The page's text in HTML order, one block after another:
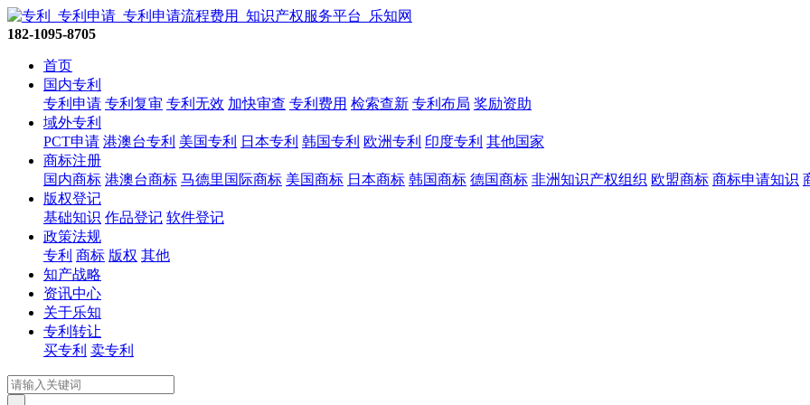
182-1095-8705
首页
国内专利
专利申请 专利复审 专利无效 加快审查 专利费用 检索查新 专利布局 奖励资助
域外专利
PCT申请 港澳台专利 美国专利 日本专利 韩国专利 欧洲专利 印度专利 其他国家
商标注册
国内商标 港澳台商标 马德里国际商标 美国商标 日本商标 韩国商标 德国商标 非洲知识产权组织 欧盟商标 商标申请知识
版权登记
基础知识 作品登记 软件登记
政策法规
专利 商标 版权 其他
知产战略
资讯中心
关于乐知
专利转让
买专利 卖专利